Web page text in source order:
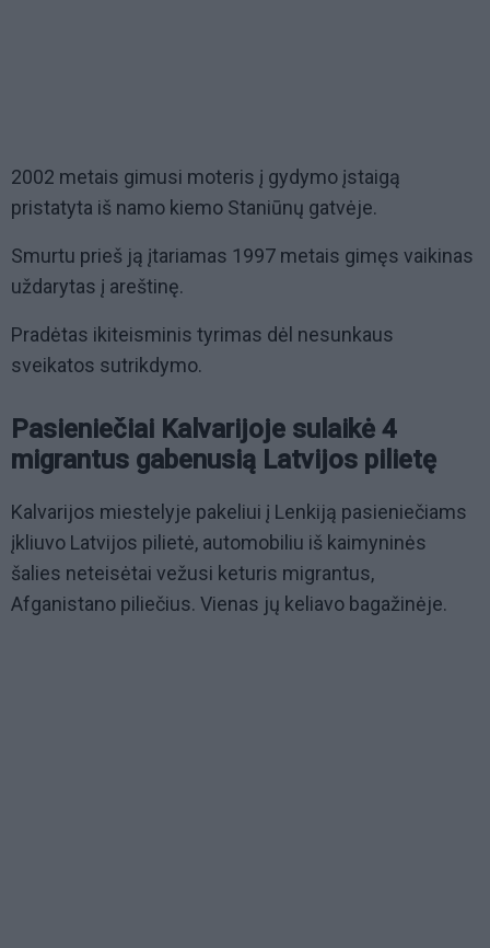
2002 metais gimusi moteris į gydymo įstaigą
pristatyta iš namo kiemo Staniūnų gatvėje.
Smurtu prieš ją įtariamas 1997 metais gimęs vaikinas
uždarytas į areštinę.
Pradėtas ikiteisminis tyrimas dėl nesunkaus
sveikatos sutrikdymo.
Pasieniečiai Kalvarijoje sulaikė 4
migrantus gabenusią Latvijos pilietę
Kalvarijos miestelyje pakeliui į Lenkiją pasieniečiams
įkliuvo Latvijos pilietė, automobiliu iš kaimyninės
šalies neteisėtai vežusi keturis migrantus,
Afganistano piliečius. Vienas jų keliavo bagažinėje.